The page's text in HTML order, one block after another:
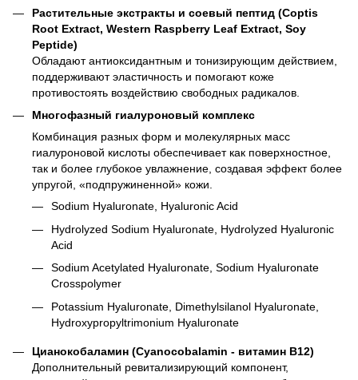
Растительные экстракты и соевый пептид (Coptis
Root Extract, Western Raspberry Leaf Extract, Soy
Peptide)
Обладают антиоксидантным и тонизирующим действием,
поддерживают эластичность и помогают коже
противостоять воздействию свободных радикалов.
Многофазный гиалуроновый комплекс
Комбинация разных форм и молекулярных масс
гиалуроновой кислоты обеспечивает как поверхностное,
так и более глубокое увлажнение, создавая эффект более
упругой, «подпружиненной» кожи.
Sodium Hyaluronate, Hyaluronic Acid
Hydrolyzed Sodium Hyaluronate, Hydrolyzed Hyaluronic
Acid
Sodium Acetylated Hyaluronate, Sodium Hyaluronate
Crosspolymer
Potassium Hyaluronate, Dimethylsilanol Hyaluronate,
Hydroxypropyltrimonium Hyaluronate
Цианокобаламин (Cyanocobalamin - витамин B12)
Дополнительный ревитализирующий компонент,